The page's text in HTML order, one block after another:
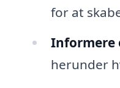
for at
Informere
herunder